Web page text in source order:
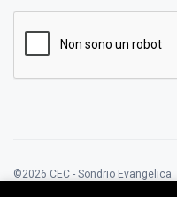
©2026 CEC - Sondrio Evangelica